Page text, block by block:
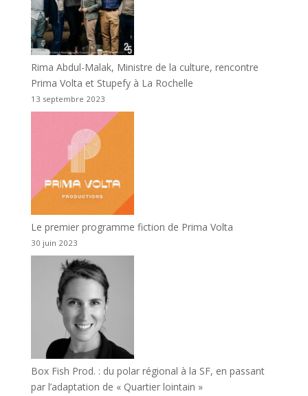
Rima Abdul-Malak, Ministre de la culture, rencontre
Prima Volta et Stupefy à La Rochelle
13 septembre 2023
Le premier programme fiction de Prima Volta
30 juin 2023
Box Fish Prod. : du polar régional à la SF, en passant
par l’adaptation de « Quartier lointain »